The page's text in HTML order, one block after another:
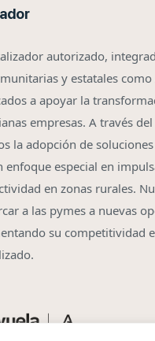
autorizado,
y estatales como
a apoyar la
empresas. A través
la adopción de
enfoque especial en
en zonas rurales.
a las pymes a nuevas
su competitividad